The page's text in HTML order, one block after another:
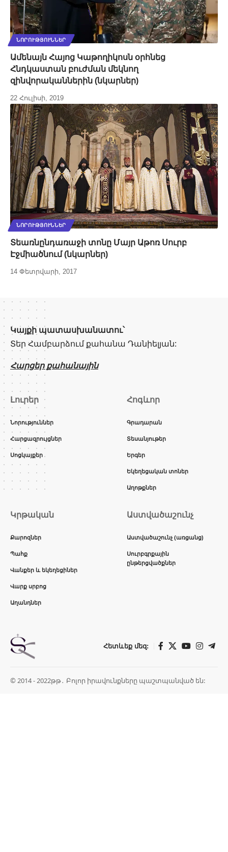
ՆՈՐՈՒԹՅՈՒՆՆԵՐ
Ամենայն Հայոց Կաթողիկոսն օրհնեց
Հնդկաստան բուժման մեկնող
զինվորականներին (նկարներ)
22 Հուլիսի, 2019
ՆՈՐՈՒԹՅՈՒՆՆԵՐ
Տեառնընդառաջի տոնը Մայր Աթոռ Սուրբ
Էջմիածնում (նկարներ)
14 Փետրվարի, 2017
Կայքի պատասխանատու՝
Տեր Համբարձում քահանա Դանիելյան:
Հարցեր քահանային
Լուրեր
Նորություններ
Հարցազրույցներ
Սոցկայքեր
Հոգևոր
Գրադարան
Տեսանյութեր
Երգեր
Եկեղեցական տոներ
Աղոթքներ
Կրթական
Քարոզներ
Պահք
Վանքեր և եկեղեցիներ
Վարք սրբոց
Աղանդներ
Աստվածաշունչ
Աստվածաշունչ (առցանց)
Սուրբգրքային
ընթերցվածքներ
Հետևեք մեզ:
© 2014 - 2022թթ․ Բոլոր իրավունքները պաշտպանված են: